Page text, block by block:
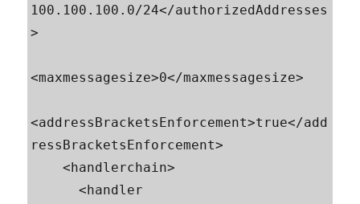
100.100.100.0/24</authorizedAddresses
>
<maxmessagesize>0</maxmessagesize>
<addressBracketsEnforcement>true</add
ressBracketsEnforcement>
    <handlerchain>
      <handler